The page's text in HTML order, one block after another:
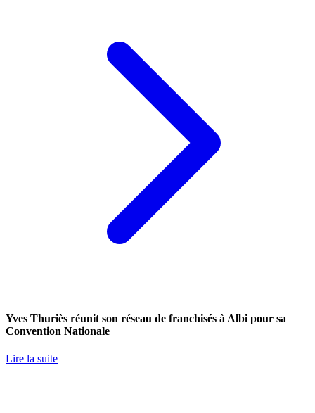
Yves Thuriès réunit son réseau de franchisés à Albi pour sa
Convention Nationale
Lire la suite